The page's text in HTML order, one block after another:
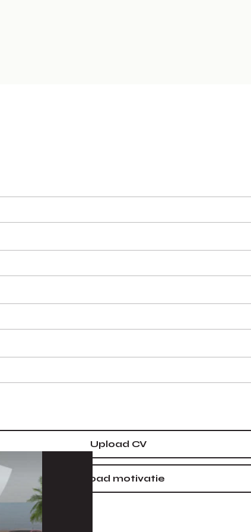
Upload CV
Upload motivatie